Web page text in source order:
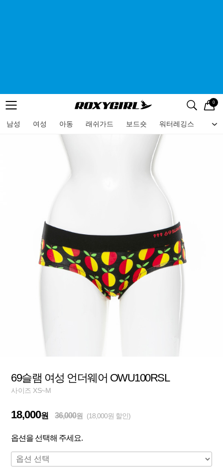
메뉴 검색
로고 0
남성 여성 아동 래쉬가드 보드숏 워터레깅스 비
메뉴
69슬램 여성 언더웨어 OWU100RSL
사이즈 XS~M
18,000원 36,000원 (18,000원 할인)
옵션을 선택해 주세요.